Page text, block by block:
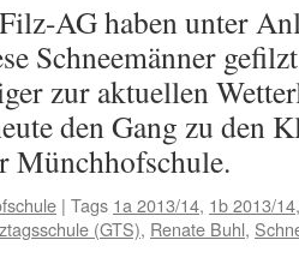
AG haben unter
Schneemänner
zur aktuellen
den Gang zu den
Münchhofschule.
| Tags 1a 2013/14, 1b 2013/14
(GTS), Renate Buhl,